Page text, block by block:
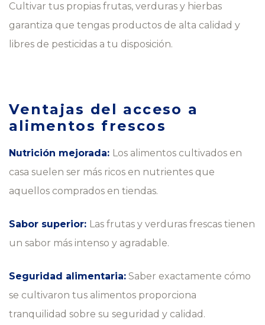
Cultivar tus propias frutas, verduras y hierbas
garantiza que tengas productos de alta calidad y
libres de pesticidas a tu disposición.
Ventajas del acceso a
alimentos frescos
Nutrición mejorada: Los alimentos cultivados en
casa suelen ser más ricos en nutrientes que
aquellos comprados en tiendas.
Sabor superior: Las frutas y verduras frescas tienen
un sabor más intenso y agradable.
Seguridad alimentaria: Saber exactamente cómo
se cultivaron tus alimentos proporciona
tranquilidad sobre su seguridad y calidad.